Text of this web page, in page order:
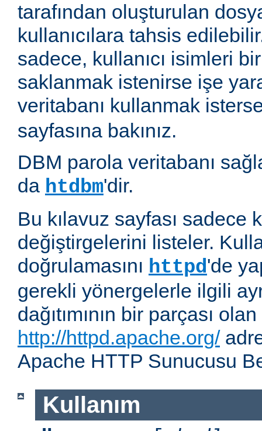
tarafından oluşturulan
kullanıcılara tahsis
sadece, kullanıcı isimleri
saklanmak istenirse işe
veritabanı kullanmak
sayfasına bakınız.
DBM parola veritabanı
da htdbm'dir.
Bu kılavuz sayfası sadece
değiştirgelerini listeler.
doğrulamasını httpd'de
gerekli yönergelerle ilgili
dağıtımının bir parçası
http://httpd.apache.org/
Apache HTTP Sunucusu
Kullanım